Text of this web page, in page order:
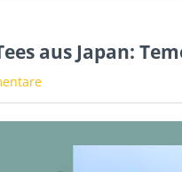
aus Japan: